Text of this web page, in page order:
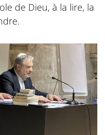
de Dieu, à la lire, la